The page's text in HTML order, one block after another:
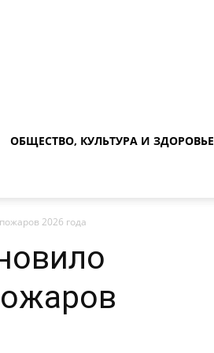
ОБЩЕСТВО, КУЛЬТУРА И ЗДОРОВЬЕ
2026 года